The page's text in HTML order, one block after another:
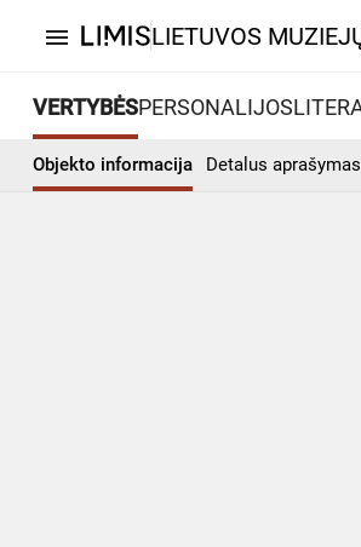
menu LIETUVOS
VERTYBĖSPERSONALIJOS
Objekto informacija Detalus aprašymas